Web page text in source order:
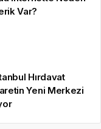
Var?
Hırdavat
Yeni Merkezi